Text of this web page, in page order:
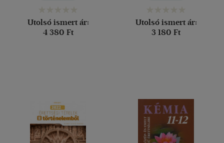
Utolsó ismert ár:
4 380 Ft
Utolsó ismert ár:
3 180 Ft